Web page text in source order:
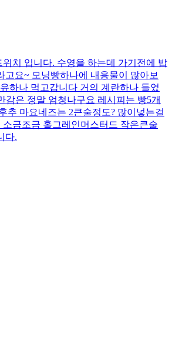
치 입니다. 수영을 하는데 가기전에 밥
고요~ 모닝빵하나에 내용물이 많아보
하나 먹고갑니다 거의 계란하나 들었
감은 정말 엄청나구요 레시피는 빵5개
추 마요네즈는 2큰술정도? 많이넣는걸
금조금 홀그레인머스터드 작은큰술
다.